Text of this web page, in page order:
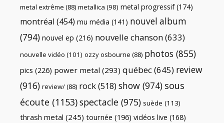
metal extrême (88) metallica (98) metal progressif(174)
montréal (454) mu média (141) nouvel album
(794) nouvel ep (216) nouvelle chanson(633)
nouvelle vidéo (101) ozzy osbourne (88) photos (855)
pics (226) power metal (293) québec(645) review
(916) review/(88) rock(518) show (974) sous
écoute (1153)spectacle (975) suède (113)
thrash metal (245) tournée (196) vidéos live (168)